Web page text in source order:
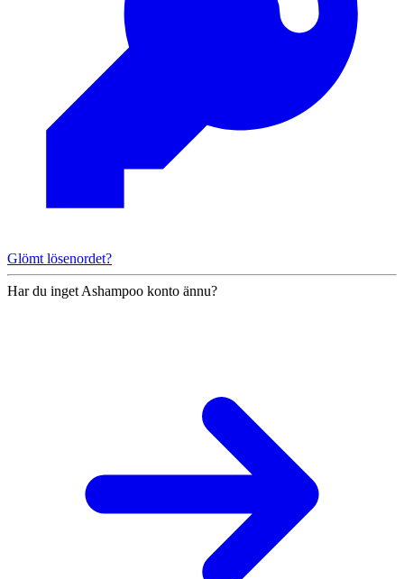
Glömt lösenordet?
Har du inget Ashampoo konto ännu?